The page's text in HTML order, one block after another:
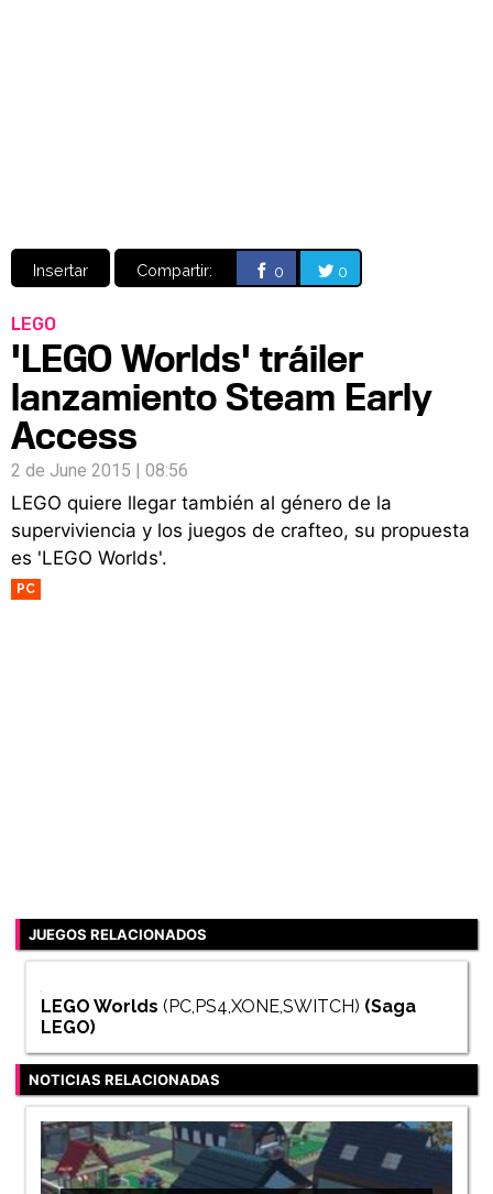
Insertar Compartir: 0 0
LEGO
'LEGO Worlds' tráiler
lanzamiento Steam Early
Access
2 de June 2015 | 08:56
LEGO quiere llegar también al género de la
superviviencia y los juegos de crafteo, su propuesta
es 'LEGO Worlds'.
PC
JUEGOS RELACIONADOS
LEGO Worlds (PC,PS4,XONE,SWITCH) (Saga
LEGO)
NOTICIAS RELACIONADAS